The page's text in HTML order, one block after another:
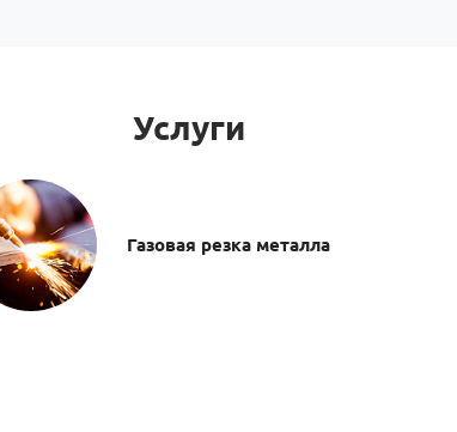
Услуги
Газовая резка металла